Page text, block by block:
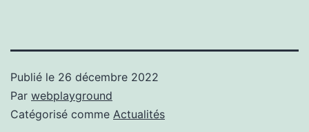
Publié le 26 décembre 2022
Par webplayground
Catégorisé comme Actualités